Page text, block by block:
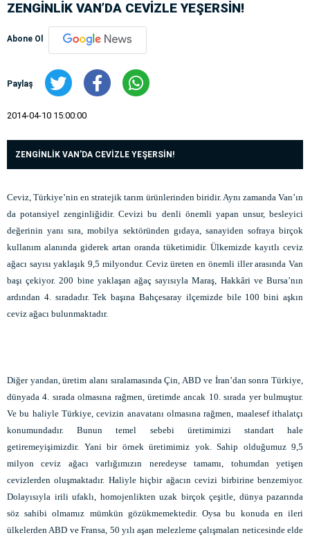
ZENGİNLİK VAN’DA CEVİZLE YEŞERSİN!
Abone Ol
Paylaş
2014-04-10 15:00:00
ZENGİNLİK VAN’DA CEVİZLE YEŞERSİN!
Ceviz, Türkiye’nin en stratejik tarım ürünlerinden biridir. Aynı zamanda Van’ın
da potansiyel zenginliğidir. Cevizi bu denli önemli yapan unsur, besleyici
değerinin yanı sıra, mobilya sektöründen gıdaya, sanayiden sofraya birçok
kullanım alanında giderek artan oranda tüketimidir. Ülkemizde kayıtlı ceviz
ağacı sayısı yaklaşık 9,5 milyondur. Ceviz üreten en önemli iller arasında Van
başı çekiyor. 200 bine yaklaşan ağaç sayısıyla Maraş, Hakkâri ve Bursa’nın
ardından 4. sıradadır. Tek başına Bahçesaray ilçemizde bile 100 bini aşkın
ceviz ağacı bulunmaktadır.
Diğer yandan, üretim alanı sıralamasında Çin, ABD ve İran’dan sonra Türkiye,
dünyada 4. sırada olmasına rağmen, üretimde ancak 10. sırada yer bulmuştur.
Ve bu haliyle Türkiye, cevizin anavatanı olmasına rağmen, maalesef ithalatçı
konumundadır. Bunun temel sebebi üretimimizi standart hale
getiremeyişimizdir. Yani bir örnek üretimimiz yok. Sahip olduğumuz 9,5
milyon ceviz ağacı varlığımızın neredeyse tamamı, tohumdan yetişen
cevizlerden oluşmaktadır. Haliyle hiçbir ağacın cevizi birbirine benzemiyor.
Dolayısıyla irili ufaklı, homojenlikten uzak birçok çeşitle, dünya pazarında
söz sahibi olmamız mümkün gözükmemektedir. Oysa bu konuda en ileri
ülkelerden ABD ve Fransa, 50 yılı aşan melezleme çalışmaları neticesinde elde